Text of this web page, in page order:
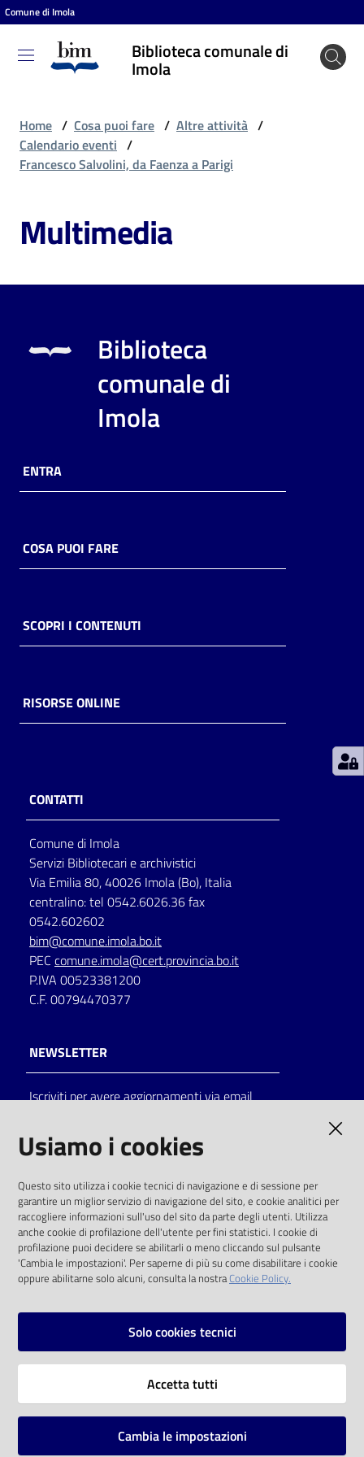
Vai al contenuto
Vai alla navigazione
Vai al footer
Comune di Imola
Biblioteca comunale di
Imola
Biblioteca
comunale
Cosa
fare
Scopri
online
Piani
Decentrate
Seguici
su
on line
Eventi
Chiedi al
bibliotecario
Avvisi
Home / Cosa puoi fare / Altre attività /
Calendario eventi /
Francesco Salvolini, da Faenza a Parigi
Multimedia
Biblioteca
comunale di
Imola
ENTRA
COSA PUOI FARE
SCOPRI I CONTENUTI
RISORSE ONLINE
CONTATTI
Comune di Imola
Servizi Bibliotecari e archivistici
Via Emilia 80, 40026 Imola (Bo), Italia
centralino: tel 0542.6026.36 fax
0542.602602
bim@comune.imola.bo.it
PEC comune.imola@cert.provincia.bo.it
P.IVA 00523381200
C.F. 00794470377
NEWSLETTER
Iscriviti per avere aggiornamenti via email
solo alle condizioni previste dalla direttiva
comunitaria 2003/98/CE e dal d.lgs. 36/2006
SOCIAL
Instagram
Vai alla pagina
Usiamo i cookies
Questo sito utilizza i cookie tecnici di navigazione e di sessione per
garantire un miglior servizio di navigazione del sito, e cookie analitici per
raccogliere informazioni sull'uso del sito da parte degli utenti. Utilizza
anche cookie di profilazione dell'utente per fini statistici. I cookie di
profilazione puoi decidere se abilitarli o meno cliccando sul pulsante
'Cambia le impostazioni'. Per saperne di più su come disabilitare i cookie
oppure abilitarne solo alcuni, consulta la nostraCookie Policy.
Solo cookies tecnici
Accetta tutti
Cambia le impostazioni